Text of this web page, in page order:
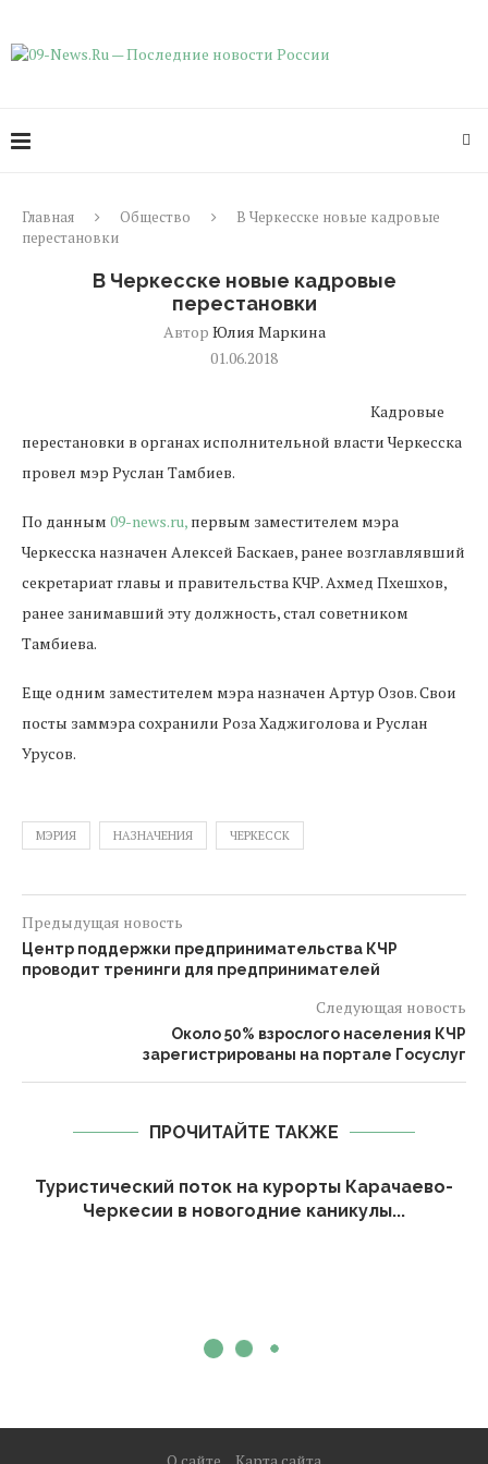
Главная Общество
В Черкесске новые кадровые
перестановки
В Черкесске новые кадровые
перестановки
Автор Юлия Маркина
01.06.2018
Кадровые
перестановки в органах исполнительной власти Черкесска
провел мэр Руслан Тамбиев.
По данным 09-news.ru, первым заместителем мэра
Черкесска назначен Алексей Баскаев, ранее возглавлявший
секретариат главы и правительства КЧР. Ахмед Пхешхов,
ранее занимавший эту должность, стал советником
Тамбиева.
Еще одним заместителем мэра назначен Артур Озов. Свои
посты заммэра сохранили Роза Хаджиголова и Руслан
Урусов.
МЭРИЯ НАЗНАЧЕНИЯ ЧЕРКЕССК
Предыдущая новость
Центр поддержки предпринимательства КЧР
проводит тренинги для предпринимателей
Следующая новость
Около 50% взрослого населения КЧР
зарегистрированы на портале Госуслуг
ПРОЧИТАЙТЕ ТАКЖЕ
Туристический поток на курорты Карачаево-
Черкесии в новогодние каникулы...